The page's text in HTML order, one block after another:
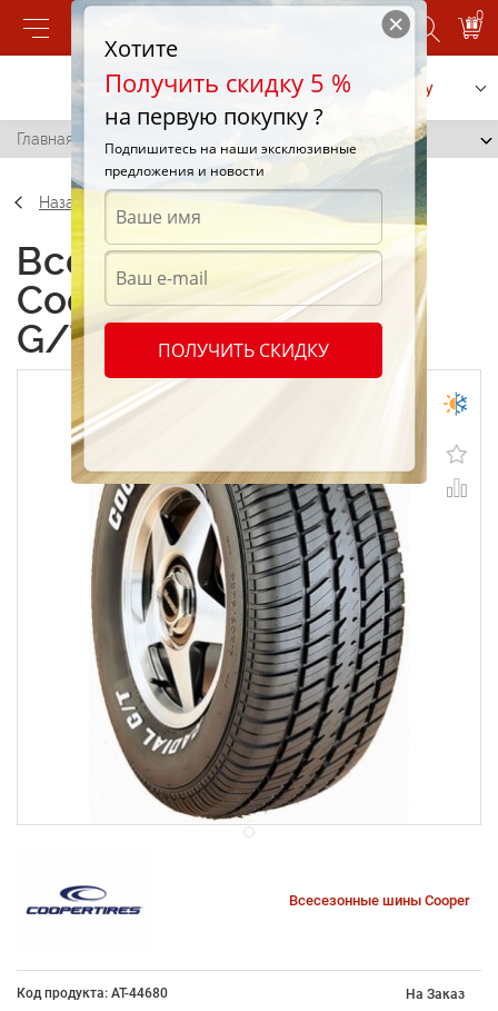
0
Позвонить Заказать услугу
Главная / Cooper Cobra Radial G/T 235/60 R15 98T
Назад
Всесезонные шины
Cooper Cobra Radial
G/T 235/60 R15 98T
Всесезонные шины Cooper
Код продукта: AT-44680 На Заказ
Хотите
Получить скидку 5 %
на первую покупку ?
Подпишитесь на наши эксклюзивные
предложения и новости
ПОЛУЧИТЬ СКИДКУ